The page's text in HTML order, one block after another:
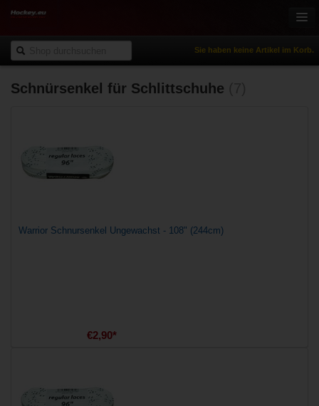
Sie haben keine Artikel im Korb.
Onlineshop
Sportbekleidung
Freizeitsport
Schnürsenkel für Schlittschuhe
Warrior Schnursenkel Ungewachst - 108" (244cm)
€2,90*